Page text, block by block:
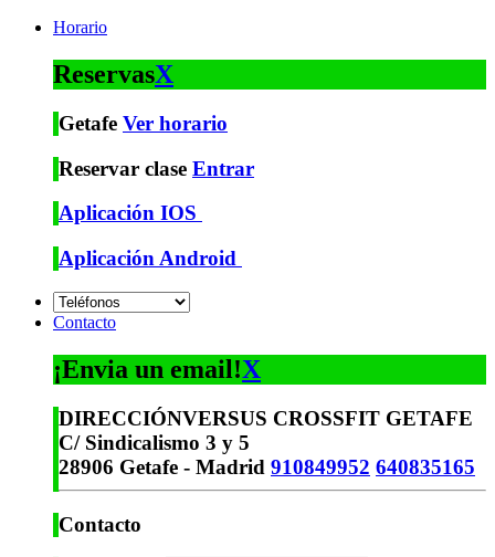
Horario
ReservasX
Getafe Ver horario
Reservar clase Entrar
Aplicación IOS
Aplicación Android
Contacto
¡Envia un email!X
DIRECCIÓNVERSUS CROSSFIT GETAFE
C/ Sindicalismo 3 y 5
28906 Getafe - Madrid 910849952 640835165
Contacto